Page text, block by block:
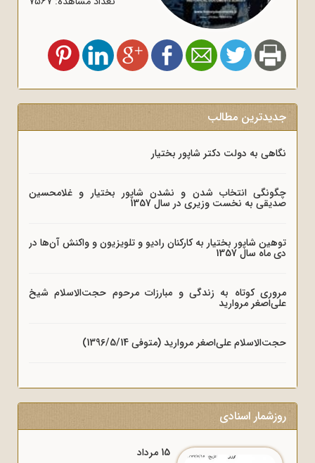
جدیدترین مطالب
نگاهی به دولت دکتر شاپور بختیار
چگونگی انتخاب شدن و نشدن شاپور بختیار و غلامحسین
صدیقی به نخست وزیری در سال 1357
توهین شاپور بختیار به کارکنان رادیو و تلویزیون و واکنش آن‌ها در
دی ماه سال 1357
مروری کوتاه به زندگی و مبارزات مرحوم حجت‌الاسلام شیخ
علی‌اصغر مروارید
حجت‌الاسلام علی‌اصغر مروارید (متوفی 1396/5/14)
روزشمار اسنادی
15 مرداد